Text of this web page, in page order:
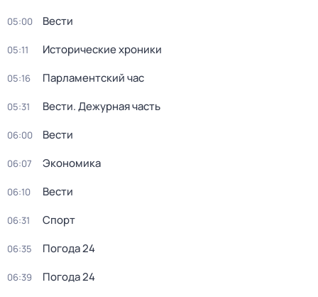
05:00 Вести
05:11 Исторические хроники
05:16 Парламентский час
05:31 Вести. Дежурная часть
06:00 Вести
06:07 Экономика
06:10 Вести
06:31 Спорт
06:35 Погода 24
06:39 Погода 24